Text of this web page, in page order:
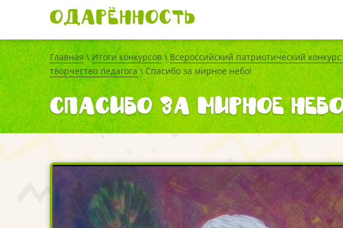
Одарённость
Главная\Итоги конкурсов \Всероссийский патриотический
творчество педагога \ Спасибо за мирное небо!
Спасибо за мирное